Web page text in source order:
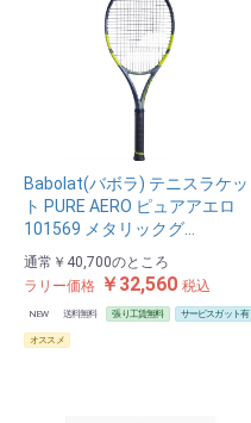
Babolat(バボラ) テニスラケッ
ト PURE AERO ピュアアエロ
101569 メタリックグ…
通常 ￥40,700のところ
ラリー価格 ￥32,560 税込
NEW 送料無料 張り工賃無料 サービスガット有
オススメ